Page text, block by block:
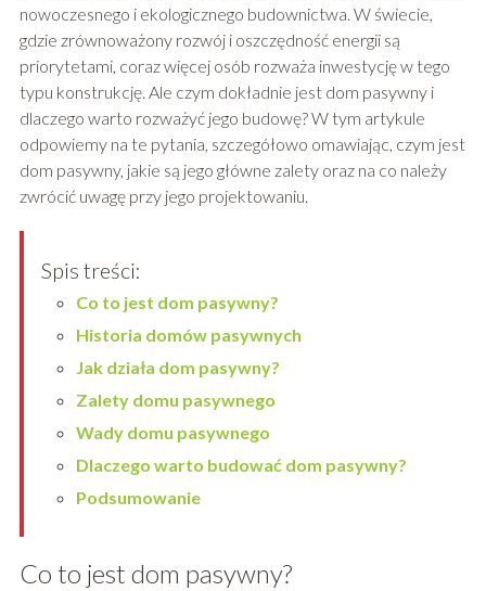
nowoczesnego i ekologicznego budownictwa. W świecie,
gdzie zrównoważony rozwój i oszczędność energii są
priorytetami, coraz więcej osób rozważa inwestycję w tego
typu konstrukcję. Ale czym dokładnie jest dom pasywny i
dlaczego warto rozważyć jego budowę? W tym artykule
odpowiemy na te pytania, szczegółowo omawiając, czym jest
dom pasywny, jakie są jego główne zalety oraz na co należy
zwrócić uwagę przy jego projektowaniu.
Spis treści:
Co to jest dom pasywny?
Historia domów pasywnych
Jak działa dom pasywny?
Zalety domu pasywnego
Wady domu pasywnego
Dlaczego warto budować dom pasywny?
Podsumowanie
Co to jest dom pasywny?